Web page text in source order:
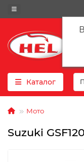
Каталог
Мото
Suzuki